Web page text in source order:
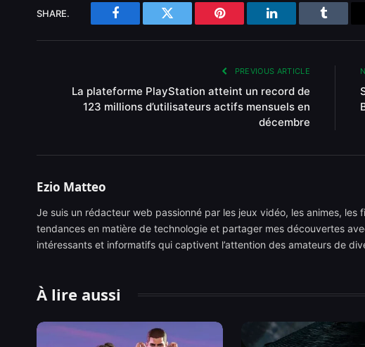
SHARE.
Facebook Twitter Pinterest LinkedIn Tumblr
PREVIOUS ARTICLE
La plateforme PlayStation atteint un record de
123 millions d’utilisateurs actifs mensuels en
décembre
Ezio Matteo
Je suis un rédacteur web passionné par les jeux vidéo, les animes, les
tendances en matière de technologie et partager mes découvertes
intéressants et informatifs qui captivent l’attention des amateurs de
À lire aussi